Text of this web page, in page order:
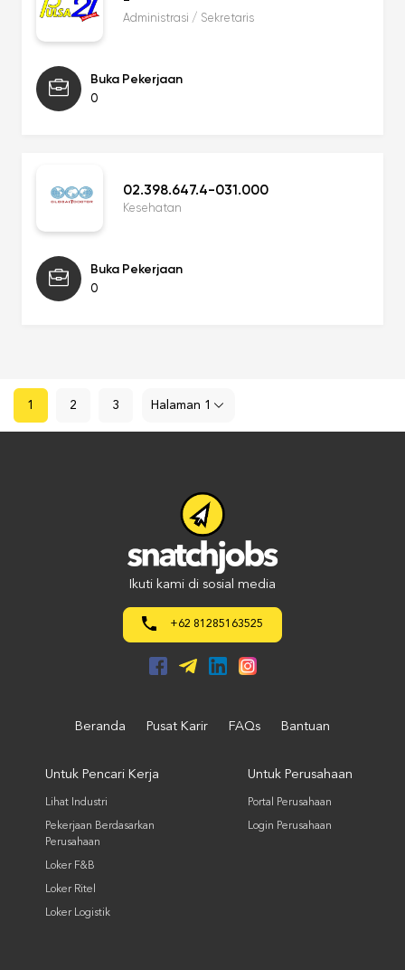
Administrasi / Sekretaris
Buka Pekerjaan
0
02.398.647.4-031.000
Kesehatan
Buka Pekerjaan
0
1 2 3
Ikuti kami di sosial media
+62 81285163525
Beranda Pusat Karir FAQs Bantuan
Untuk Pencari Kerja
Lihat Industri
Pekerjaan Berdasarkan
Perusahaan
Loker F&B
Loker Ritel
Loker Logistik
Untuk Perusahaan
Portal Perusahaan
Login Perusahaan